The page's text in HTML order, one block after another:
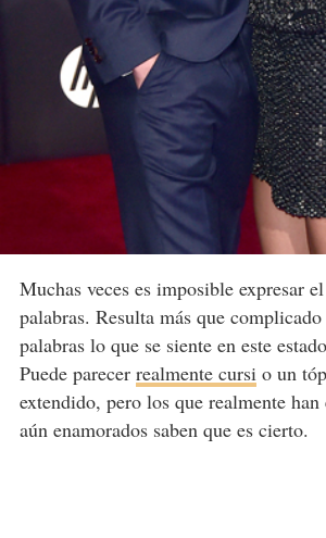
Muchas veces es imposible expresar
palabras. Resulta más que
palabras lo que se siente en este
Puede parecer realmente cursio un
extendido, pero los que realmente han
aún enamorados saben que es cierto.